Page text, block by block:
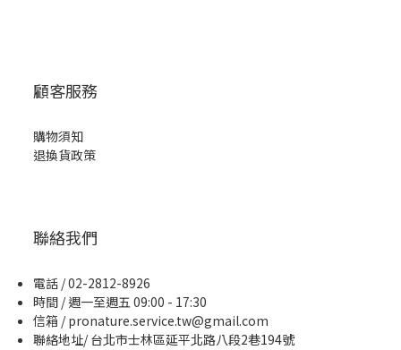
顧客服務
購物須知
退換貨政策
聯絡我們
電話 / 02-2812-8926
時間 / 週一至週五 09:00 - 17:30
信箱 / pronature.service.tw@gmail.com
聯絡地址/ 台北市士林區延平北路八段2巷194號